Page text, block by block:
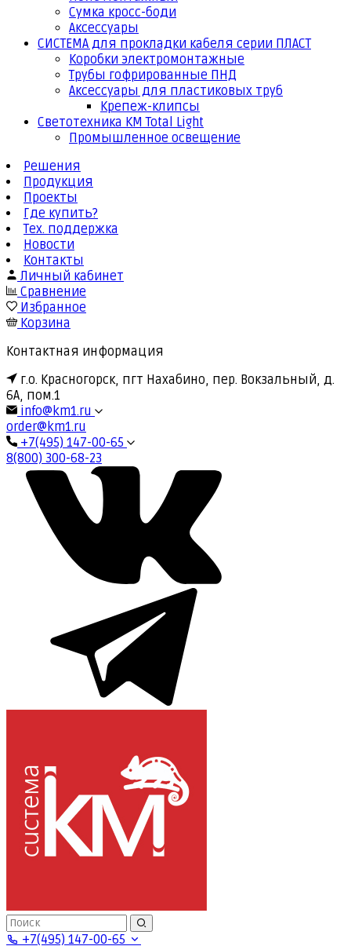
Сумка кросс-боди
Аксессуары
СИСТЕМА для прокладки кабеля серии ПЛАСТ
Коробки электромонтажные
Трубы гофрированные ПНД
Аксессуары для пластиковых труб
Крепеж-клипсы
Светотехника КМ Total Light
Промышленное освещение
Решения
Продукция
Проекты
Где купить?
Тех. поддержка
Новости
Контакты
Личный кабинет
Сравнение
Избранное
Корзина
Контактная информация
г.о. Красногорск, пгт Нахабино, пер. Вокзальный, д.
6А, пом.1
info@km1.ru
order@km1.ru
+7(495) 147-00-65
8(800) 300-68-23
+7(495) 147-00-65